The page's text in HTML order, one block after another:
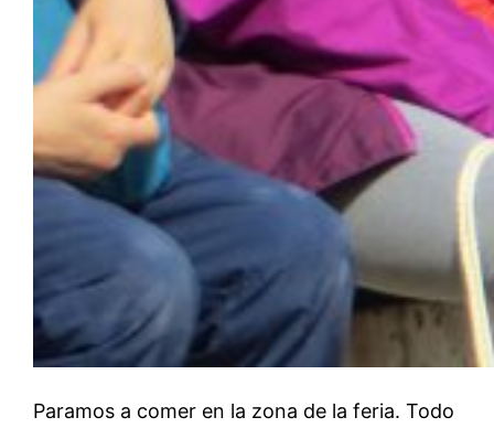
Paramos a comer en la zona de la feria. Todo